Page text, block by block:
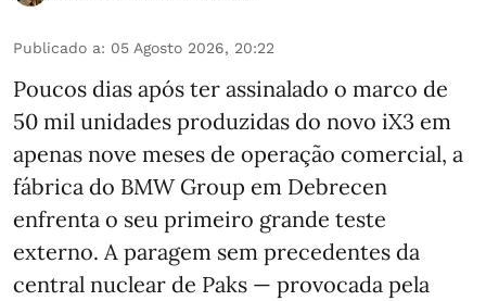
Publicado a: 05 Agosto 2026, 20:22
Poucos dias após ter assinalado o marco de
50 mil unidades produzidas do novo iX3 em
apenas nove meses de operação comercial, a
fábrica do BMW Group em Debrecen
enfrenta o seu primeiro grande teste
externo. A paragem sem precedentes da
central nuclear de Paks — provocada pela